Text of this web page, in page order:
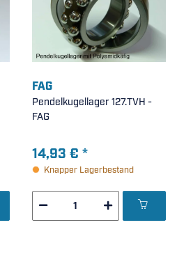
FAG
Pendelkugellager 127.TVH -
FAG
14,93 € *
Knapper Lagerbestand